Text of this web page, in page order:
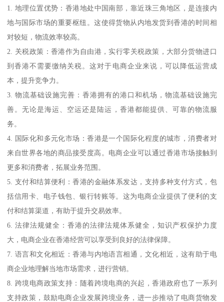
1. 地理位置优势：香港地处中国南部，靠近珠三角地区，是连接内
地与国际市场的重要枢纽。这使得货物从内地发货到香港的时间相
对较短，物流效率较高。
2. 关税政策：香港作为自由港，实行零关税政策，大部分货物进口
到香港不需要缴纳关税。这对于电商企业来说，可以降低运营成
本，提升竞争力。
3. 物流基础设施完善：香港拥有的港口和机场，物流基础设施完
善。无论是海运、空运还是陆运，香港都能提供、可靠的物流服
务。
4. 国际化和多元化市场：香港是一个国际化程度的城市，消费者对
来自世界各地的商品接受度高。电商企业可以通过香港市场接触到
更多和消费者，拓展业务范围。
5. 支付和结算便利：香港的金融体系发达，支持多种支付方式，包
括信用卡、电子钱包、银行转账等。这为电商企业提供了便利的支
付和结算渠道，有助于提升交易效率。
6. 法律法规健全：香港的法律法规体系健全，知识产权保护力度
大，电商企业在香港经营可以享受到良好的法律保障。
7. 语言和文化相近：香港与内地语言相通，文化相近，这有助于电
商企业地理解当地市场需求，进行营销。
8. 跨境电商政策支持：随着跨境电商的兴起，香港政府也了一系列
支持政策，鼓励电商企业发展跨境业务，进一步推动了电商货物发